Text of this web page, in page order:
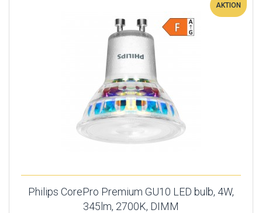
AKTION
Philips CorePro Premium GU10 LED bulb, 4W,
345lm, 2700K, DIMM